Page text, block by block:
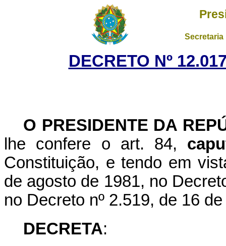
DECRETO Nº
O PRESIDENTE DA
lhe confere o art. 84,
Constituição, e tendo em
de agosto de 1981, no
no Decreto nº 2.519, de 16
DECRETA: